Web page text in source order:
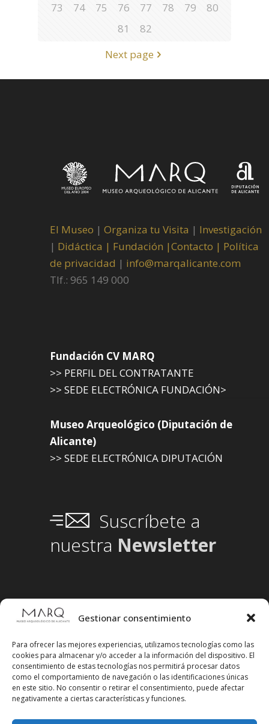
Gestionar consentimiento
Para ofrecer las mejores experiencias, utilizamos tecnologías como las
cookies para almacenar y/o acceder a la información del dispositivo. El
consentimiento de estas tecnologías nos permitirá procesar datos
como el comportamiento de navegación o las identificaciones únicas
en este sitio. No consentir o retirar el consentimiento, puede afectar
negativamente a ciertas características y funciones.
73
74 75 76 77 78 79
80
81
82
Next page
El Museo | Organiza tu Visita | Investigación
| Didáctica | Fundación |Contacto | Política
de privacidad | info@marqalicante.com
Tlf.: 965 149 000
Fundación CV MARQ
>> PERFIL DEL CONTRATANTE
>> SEDE ELECTRÓNICA FUNDACIÓN>
Museo Arqueológico (Diputación de
Alicante)
>> SEDE ELECTRÓNICA DIPUTACIÓN
Suscríbete a
nuestra Newsletter